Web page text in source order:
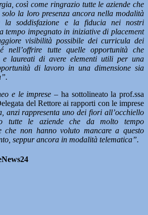
così come ringrazio tutte le aziende che
la loro presenza ancora nella modalità
la soddisfazione e la fiducia nei nostri
tempo impegnato in iniziative di placement
visibilità possibile dei curricula dei
nell’offrire tutte quelle opportunità che
e laureati di avere elementi utili per una
di lavoro in una dimensione sia
e le imprese – ha sottolineato la prof.ssa
del Rettore ai rapporti con le imprese
anzi rappresenta uno dei fiori all’occhiello
tutte le aziende che da molto tempo
non hanno voluto mancare a questo
seppur ancora in modalità telematica”.